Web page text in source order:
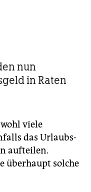
nun
in Raten
viele
das Urlaubs-
aufteilen.
überhaupt solche